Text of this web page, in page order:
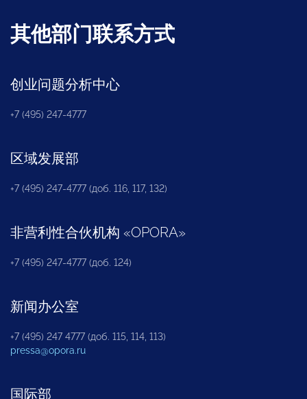
其他部门联系方式
创业问题分析中心
+7 (495) 247-4777
区域发展部
+7 (495) 247-4777 (доб. 116, 117, 132)
非营利性合伙机构 «OPORA»
+7 (495) 247-4777 (доб. 124)
新闻办公室
+7 (495) 247 4777 (доб. 115, 114, 113)
pressa@opora.ru
国际部